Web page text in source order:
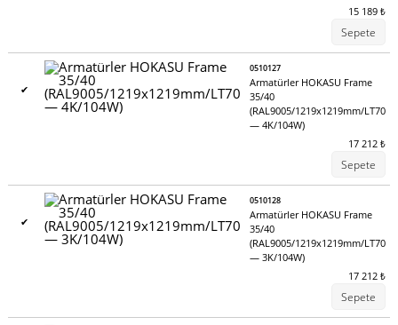
15 189₺
Sepete
✔
0510127
Armatürler HOKASU Frame
35/40
(RAL9005/1219x1219mm/LT70
— 4K/104W)
17 212₺
Sepete
✔
0510128
Armatürler HOKASU Frame
35/40
(RAL9005/1219x1219mm/LT70
— 3K/104W)
17 212₺
Sepete